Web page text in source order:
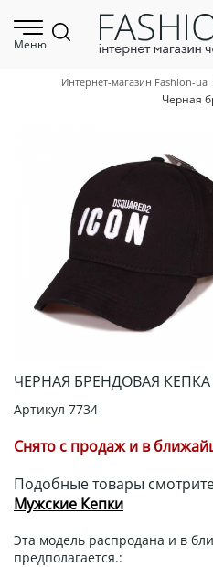
Меню
Интернет-магазин Fashion-ua
Черная
ЧЕРНАЯ БРЕНДОВАЯ КЕПКА
Артикул 7734
Снято с продаж и в
Подобные товары
Мужские Кепки
Эта модель распродана и в
предполагается.: